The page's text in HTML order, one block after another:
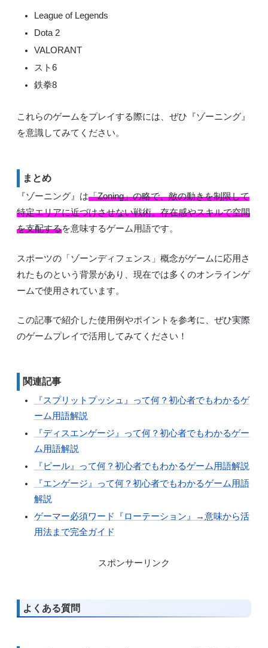
League of Legends
Dota 2
VALORANT
スト6
鉄拳8
これらのゲームをプレイする際には、ぜひ『ゾーニング』
を意識してみてください。
まとめ
『ゾーニング』は「Zoning」の略で、敵の動きを制限して
特定エリアに近づけさせない戦術。存在感やスキルで空間
を支配するを意味するゲーム用語です。
スポーツの「ゾーンディフェンス」概念がゲームに応用さ
れたものという背景があり、現在では多くのオンラインゲ
ームで使用されています。
この記事で紹介した使用例やポイントを参考に、ぜひ実際
のゲームプレイで活用してみてください！
関連記事
『スプリットプッシュ』って何？初心者でもわかるゲ
ーム用語解説
『ディスエンゲージ』って何？初心者でもわかるゲー
ム用語解説
『ピール』って何？初心者でもわかるゲーム用語解説
『エンゲージ』って何？初心者でもわかるゲーム用語
解説
ゲーマー必須ワード『ローテーション』→意味から活
用法まで完全ガイド
スポンサーリンク
よくある質問